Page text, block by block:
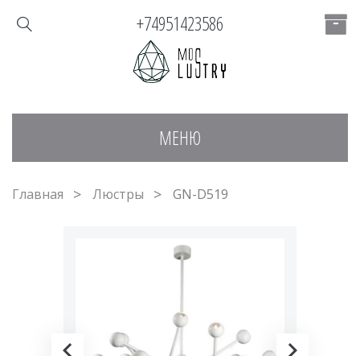
МЕНЮ
+74951423586
Главная Люстры GN-D519